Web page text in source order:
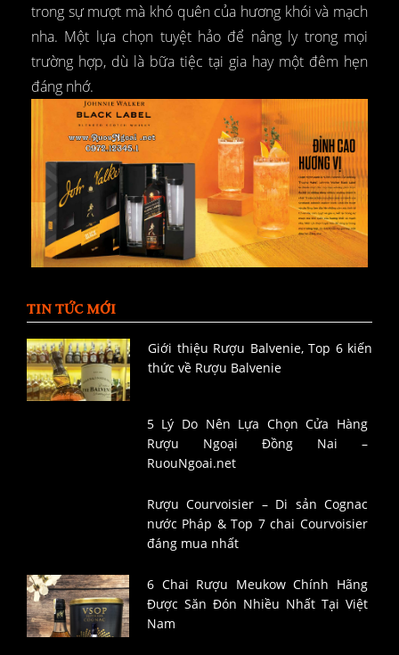
trong sự mượt mà khó quên của hương khói và mạch
nha. Một lựa chọn tuyệt hảo để nâng ly trong mọi
trường hợp, dù là bữa tiệc tại gia hay một đêm hẹn
đáng nhớ.
TIN TỨC MỚI
Giới thiệu Rượu Balvenie, Top 6 kiến
thức về Rượu Balvenie
5 Lý Do Nên Lựa Chọn Cửa Hàng
Rượu Ngoại Đồng Nai –
RuouNgoai.net
Rượu Courvoisier – Di sản Cognac
nước Pháp & Top 7 chai Courvoisier
đáng mua nhất
6 Chai Rượu Meukow Chính Hãng
Được Săn Đón Nhiều Nhất Tại Việt
Nam